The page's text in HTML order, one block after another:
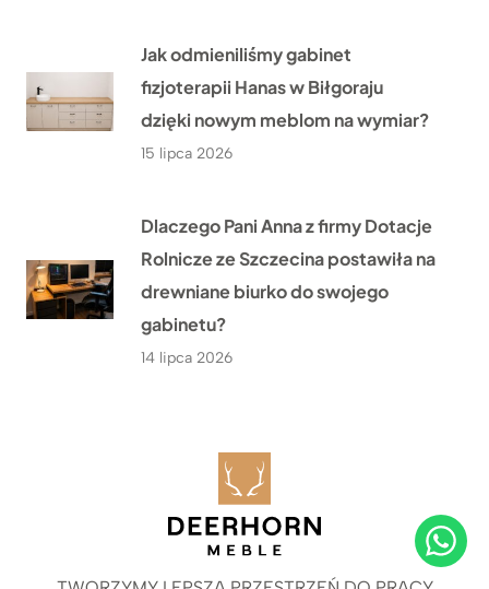
Jak odmieniliśmy gabinet
fizjoterapii Hanas w Biłgoraju
dzięki nowym meblom na wymiar?
15 lipca 2026
Dlaczego Pani Anna z firmy Dotacje
Rolnicze ze Szczecina postawiła na
drewniane biurko do swojego
gabinetu?
14 lipca 2026